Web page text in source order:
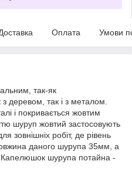
Оплата Умови
так-як
з деревом, так і з металом.
і покривається жовтим
шуруп жовтий застосовують
зовнішніх робіт, де рівень
даного шурупа 35мм, а
Капелюшок шурупа потайна -